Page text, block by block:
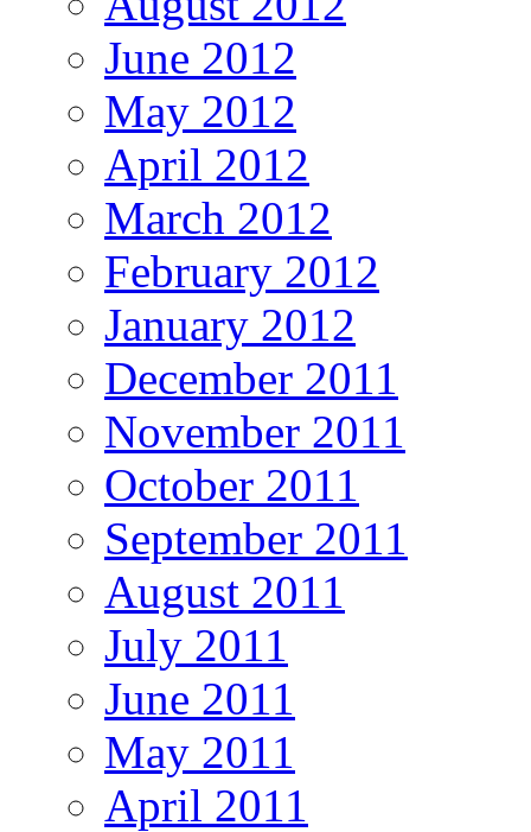
June 2012
May 2012
April 2012
March 2012
February 2012
January 2012
December 2011
November 2011
October 2011
September 2011
August 2011
July 2011
June 2011
May 2011
April 2011